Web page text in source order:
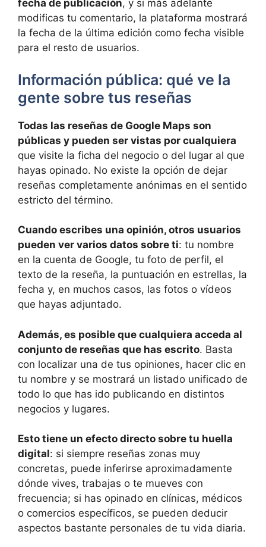
fecha de publicación, y si más adelante
modificas tu comentario, la plataforma mostrará
la fecha de la última edición como fecha visible
para el resto de usuarios.
Información pública: qué ve la
gente sobre tus reseñas
Todas las reseñas de Google Maps son
públicas y pueden ser vistas por cualquiera
que visite la ficha del negocio o del lugar al que
hayas opinado. No existe la opción de dejar
reseñas completamente anónimas en el sentido
estricto del término.
Cuando escribes una opinión, otros usuarios
pueden ver varios datos sobre ti: tu nombre
en la cuenta de Google, tu foto de perfil, el
texto de la reseña, la puntuación en estrellas, la
fecha y, en muchos casos, las fotos o vídeos
que hayas adjuntado.
Además, es posible que cualquiera acceda al
conjunto de reseñas que has escrito. Basta
con localizar una de tus opiniones, hacer clic en
tu nombre y se mostrará un listado unificado de
todo lo que has ido publicando en distintos
negocios y lugares.
Esto tiene un efecto directo sobre tu huella
digital: si siempre reseñas zonas muy
concretas, puede inferirse aproximadamente
dónde vives, trabajas o te mueves con
frecuencia; si has opinado en clínicas, médicos
o comercios específicos, se pueden deducir
aspectos bastante personales de tu vida diaria.